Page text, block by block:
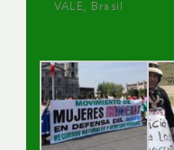
VALE, Brasil